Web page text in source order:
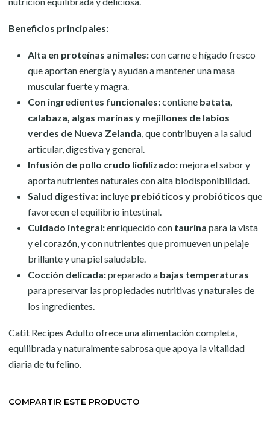
Beneficios principales:
Alta en proteínas animales:con carne e hígado fresco
que aportan energía y ayudan a mantener una masa
muscular fuerte y magra.
Con ingredientes funcionales:contiene batata,
calabaza, algas marinas y mejillones de labios
verdes de Nueva Zelanda, que contribuyen a la salud
articular, digestiva y general.
Infusión de pollo crudo liofilizado:mejora el sabor y
aporta nutrientes naturales con alta biodisponibilidad.
Salud digestiva:incluye prebióticos y probióticos que
favorecen el equilibrio intestinal.
Cuidado integral:enriquecido con taurina para la vista
y el corazón, y con nutrientes que promueven un pelaje
brillante y una piel saludable.
Cocción delicada:preparado a bajas temperaturas
para preservar las propiedades nutritivas y naturales de
los ingredientes.
Catit Recipes Adulto ofrece una alimentación completa,
equilibrada y naturalmente sabrosa que apoya la vitalidad
diaria de tu felino.
COMPARTIR ESTE PRODUCTO